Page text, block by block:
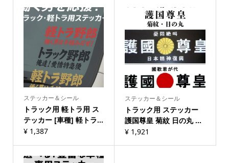
ステッカー＆シール
トラック用 軽トラ用 ス
テッカー [車種] 軽トラ...
¥1,387
ステッカー＆シール
トラック用 ステッカー
護国尊皇 菊紋 日の丸 ...
¥ 1,921